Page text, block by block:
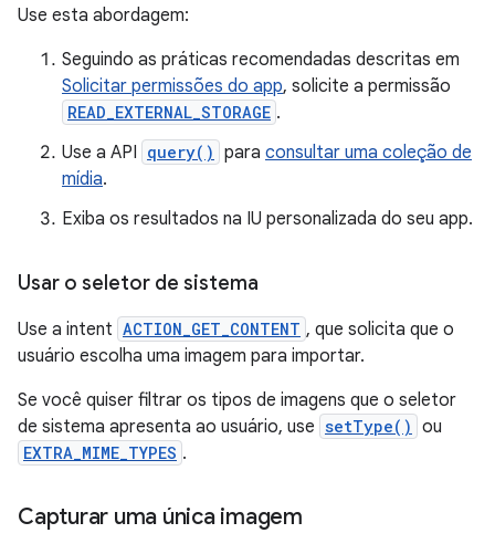
Use esta abordagem:
Seguindo as práticas recomendadas descritas em
Solicitar permissões do app, solicite a permissão
READ_EXTERNAL_STORAGE .
Use a API query() para consultar uma coleção de
mídia.
Exiba os resultados na IU personalizada do seu app.
Usar o seletor de sistema
Use a intent ACTION_GET_CONTENT , que solicita que o
usuário escolha uma imagem para importar.
Se você quiser filtrar os tipos de imagens que o seletor
de sistema apresenta ao usuário, use setType() ou
EXTRA_MIME_TYPES .
Capturar uma única imagem